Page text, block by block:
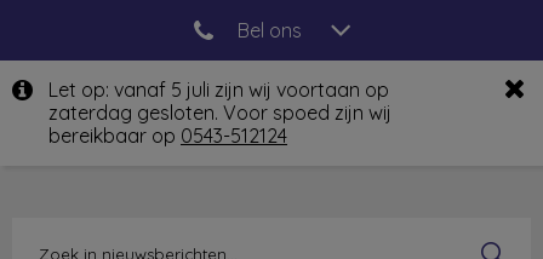
Bel ons
Let op: vanaf 5 juli zijn wij voortaan op
zaterdag gesloten. Voor spoed zijn wij
bereikbaar op 0543-512124